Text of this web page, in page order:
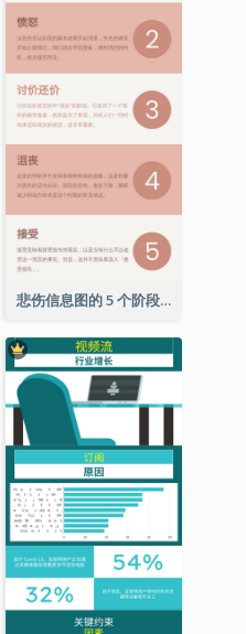
悲伤信息图的 5 个阶段（附解释）